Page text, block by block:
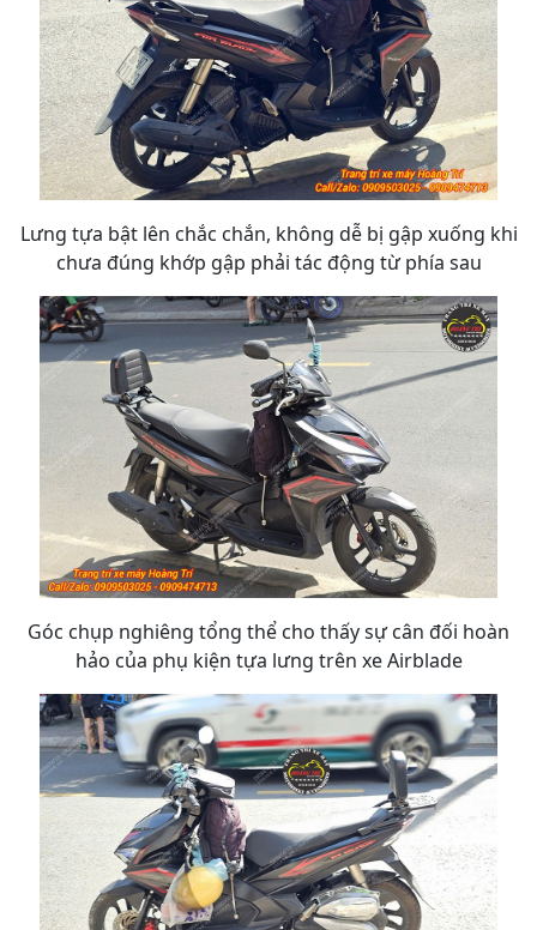
Lưng tựa bật lên chắc chắn, không dễ bị gập xuống khi
chưa đúng khớp gập phải tác động từ phía sau
Góc chụp nghiêng tổng thể cho thấy sự cân đối hoàn
hảo của phụ kiện tựa lưng trên xe Airblade